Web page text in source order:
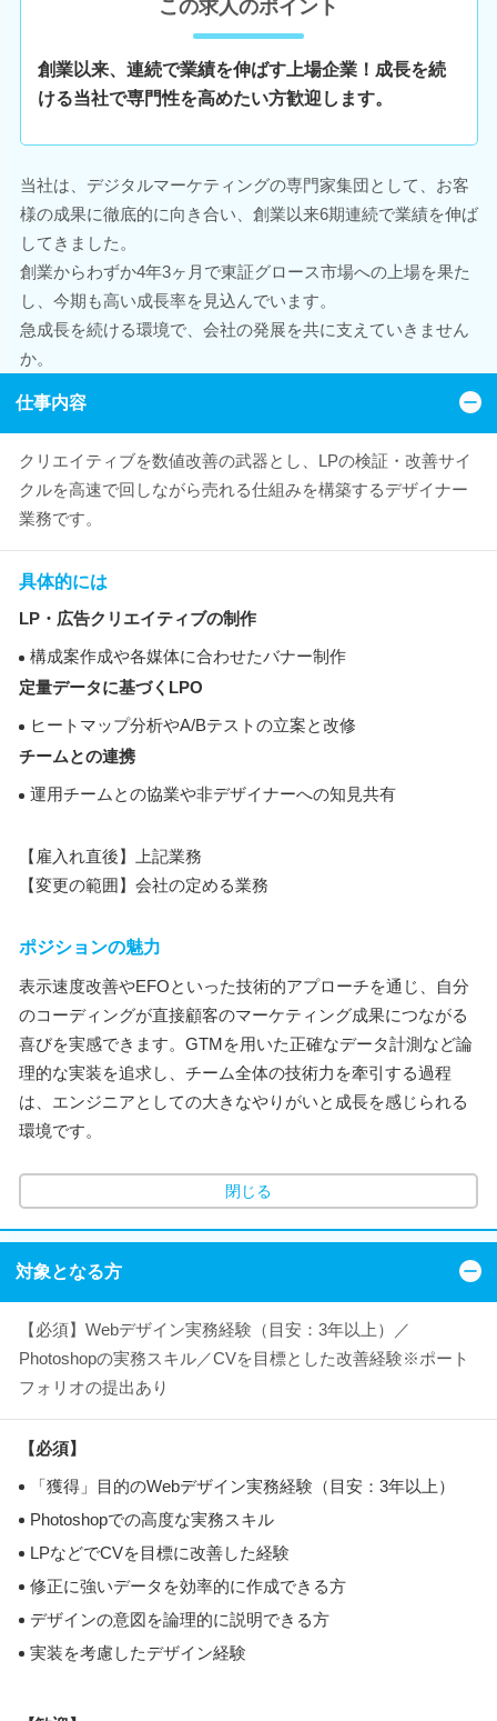
この求人のポイント
創業以来、連続で業績を伸ばす上場企業！成長を続
ける当社で専門性を高めたい方歓迎します。
当社は、デジタルマーケティングの専門家集団として、お客
様の成果に徹底的に向き合い、創業以来6期連続で業績を伸ば
してきました。
創業からわずか4年3ヶ月で東証グロース市場への上場を果た
し、今期も高い成長率を見込んでいます。
急成長を続ける環境で、会社の発展を共に支えていきません
か。
仕事内容
クリエイティブを数値改善の武器とし、LPの検証・改善サイ
クルを高速で回しながら売れる仕組みを構築するデザイナー
業務です。
具体的には
LP・広告クリエイティブの制作
構成案作成や各媒体に合わせたバナー制作
定量データに基づくLPO
ヒートマップ分析やA/Bテストの立案と改修
チームとの連携
運用チームとの協業や非デザイナーへの知見共有
【雇入れ直後】上記業務
【変更の範囲】会社の定める業務
ポジションの魅力
表示速度改善やEFOといった技術的アプローチを通じ、自分
のコーディングが直接顧客のマーケティング成果につながる
喜びを実感できます。GTMを用いた正確なデータ計測など論
理的な実装を追求し、チーム全体の技術力を牽引する過程
は、エンジニアとしての大きなやりがいと成長を感じられる
環境です。
閉じる
対象となる方
【必須】Webデザイン実務経験（目安：3年以上）／
Photoshopの実務スキル／CVを目標とした改善経験※ポート
フォリオの提出あり
【必須】
「獲得」目的のWebデザイン実務経験（目安：3年以上）
Photoshopでの高度な実務スキル
LPなどでCVを目標に改善した経験
修正に強いデータを効率的に作成できる方
デザインの意図を論理的に説明できる方
実装を考慮したデザイン経験